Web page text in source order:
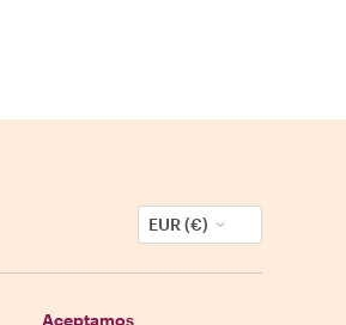
EUR (€)
Aceptamos